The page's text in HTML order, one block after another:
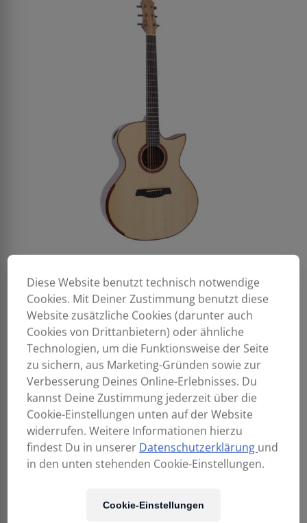
Diese Website benutzt technisch notwendige
Cookies. Mit Deiner Zustimmung benutzt diese
Website zusätzliche Cookies (darunter auch
Cookies von Drittanbietern) oder ähnliche
Technologien, um die Funktionsweise der Seite
zu sichern, aus Marketing-Gründen sowie zur
Verbesserung Deines Online-Erlebnisses. Du
kannst Deine Zustimmung jederzeit über die
Cookie-Einstellungen unten auf der Website
widerrufen. Weitere Informationen hierzu
findest Du in unserer Datenschutzerklärung und
in den unten stehenden Cookie-Einstellungen.
Cookie-Einstellungen